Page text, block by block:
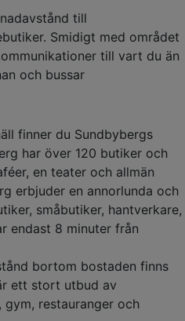
till
Smidigt med området
till vart du än
och bussar
finner du Sundbybergs
har över 120 butiker och
en teater och allmän
erbjuder en annorlunda och
småbutiker, hantverkare,
endast 8 minuter från
bortom bostaden finns
ett stort utbud av
restauranger och